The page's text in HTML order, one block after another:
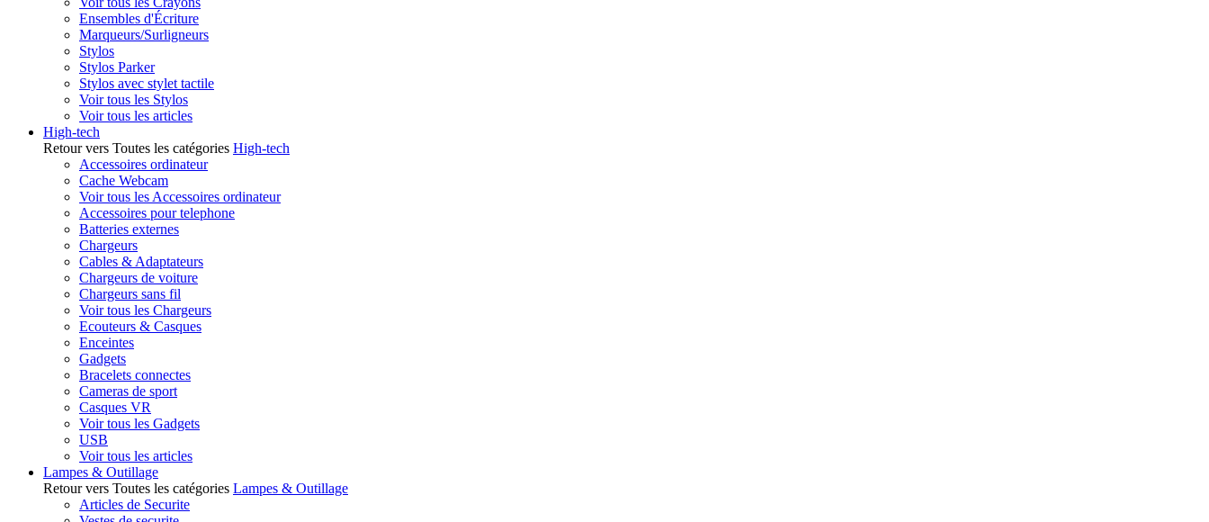
Ensembles d'Écriture
Marqueurs/Surligneurs
Stylos
Stylos Parker
Stylos avec stylet tactile
Voir tous les Stylos
Voir tous les articles
High-tech
Retour vers Toutes les catégories High-tech
Accessoires ordinateur
Cache Webcam
Voir tous les Accessoires ordinateur
Accessoires pour telephone
Batteries externes
Chargeurs
Cables & Adaptateurs
Chargeurs de voiture
Chargeurs sans fil
Voir tous les Chargeurs
Ecouteurs & Casques
Enceintes
Gadgets
Bracelets connectes
Cameras de sport
Casques VR
Voir tous les Gadgets
USB
Voir tous les articles
Lampes & Outillage
Retour vers Toutes les catégories Lampes & Outillage
Articles de Securite